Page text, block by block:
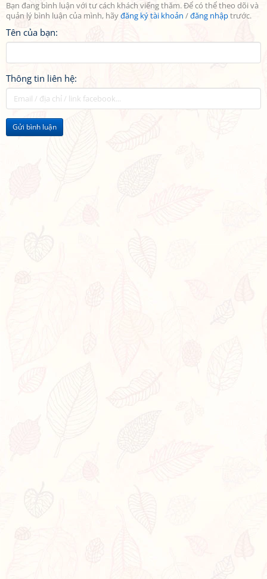
Bạn đang bình luận với tư cách khách viếng thăm. Để có thể theo dõi và
quản lý bình luận của mình, hãyđăng ký tài khoản /đăng nhậptrước.
Tên của bạn:
Thông tin liên hệ:
Gửi bình luận